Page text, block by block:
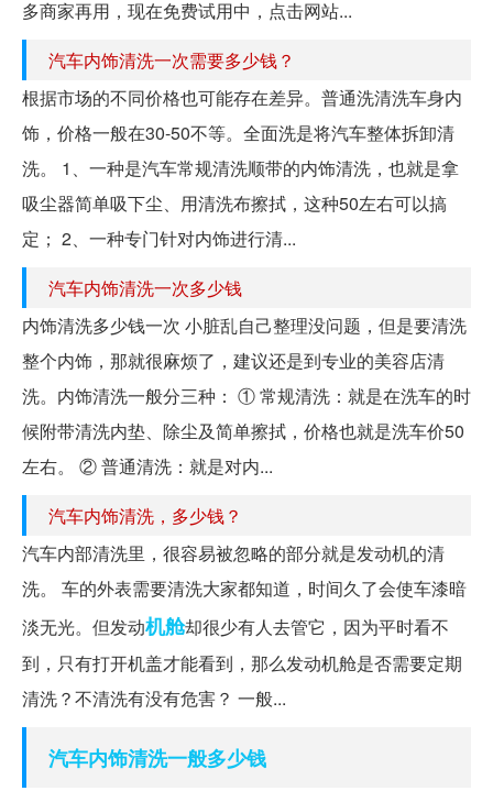
多商家再用，现在免费试用中，点击网站...
汽车内饰清洗一次需要多少钱？
根据市场的不同价格也可能存在差异。普通洗清洗车身内
饰，价格一般在30-50不等。全面洗是将汽车整体拆卸清
洗。 1、一种是汽车常规清洗顺带的内饰清洗，也就是拿
吸尘器简单吸下尘、用清洗布擦拭，这种50左右可以搞
定； 2、一种专门针对内饰进行清...
汽车内饰清洗一次多少钱
内饰清洗多少钱一次 小脏乱自己整理没问题，但是要清洗
整个内饰，那就很麻烦了，建议还是到专业的美容店清
洗。内饰清洗一般分三种： ① 常规清洗：就是在洗车的时
候附带清洗内垫、除尘及简单擦拭，价格也就是洗车价50
左右。 ② 普通清洗：就是对内...
汽车内饰清洗，多少钱？
汽车内部清洗里，很容易被忽略的部分就是发动机的清
洗。 车的外表需要清洗大家都知道，时间久了会使车漆暗
淡无光。但发动机舱却很少有人去管它，因为平时看不
到，只有打开机盖才能看到，那么发动机舱是否需要定期
清洗？不清洗有没有危害？ 一般...
汽车内饰清洗一般多少钱